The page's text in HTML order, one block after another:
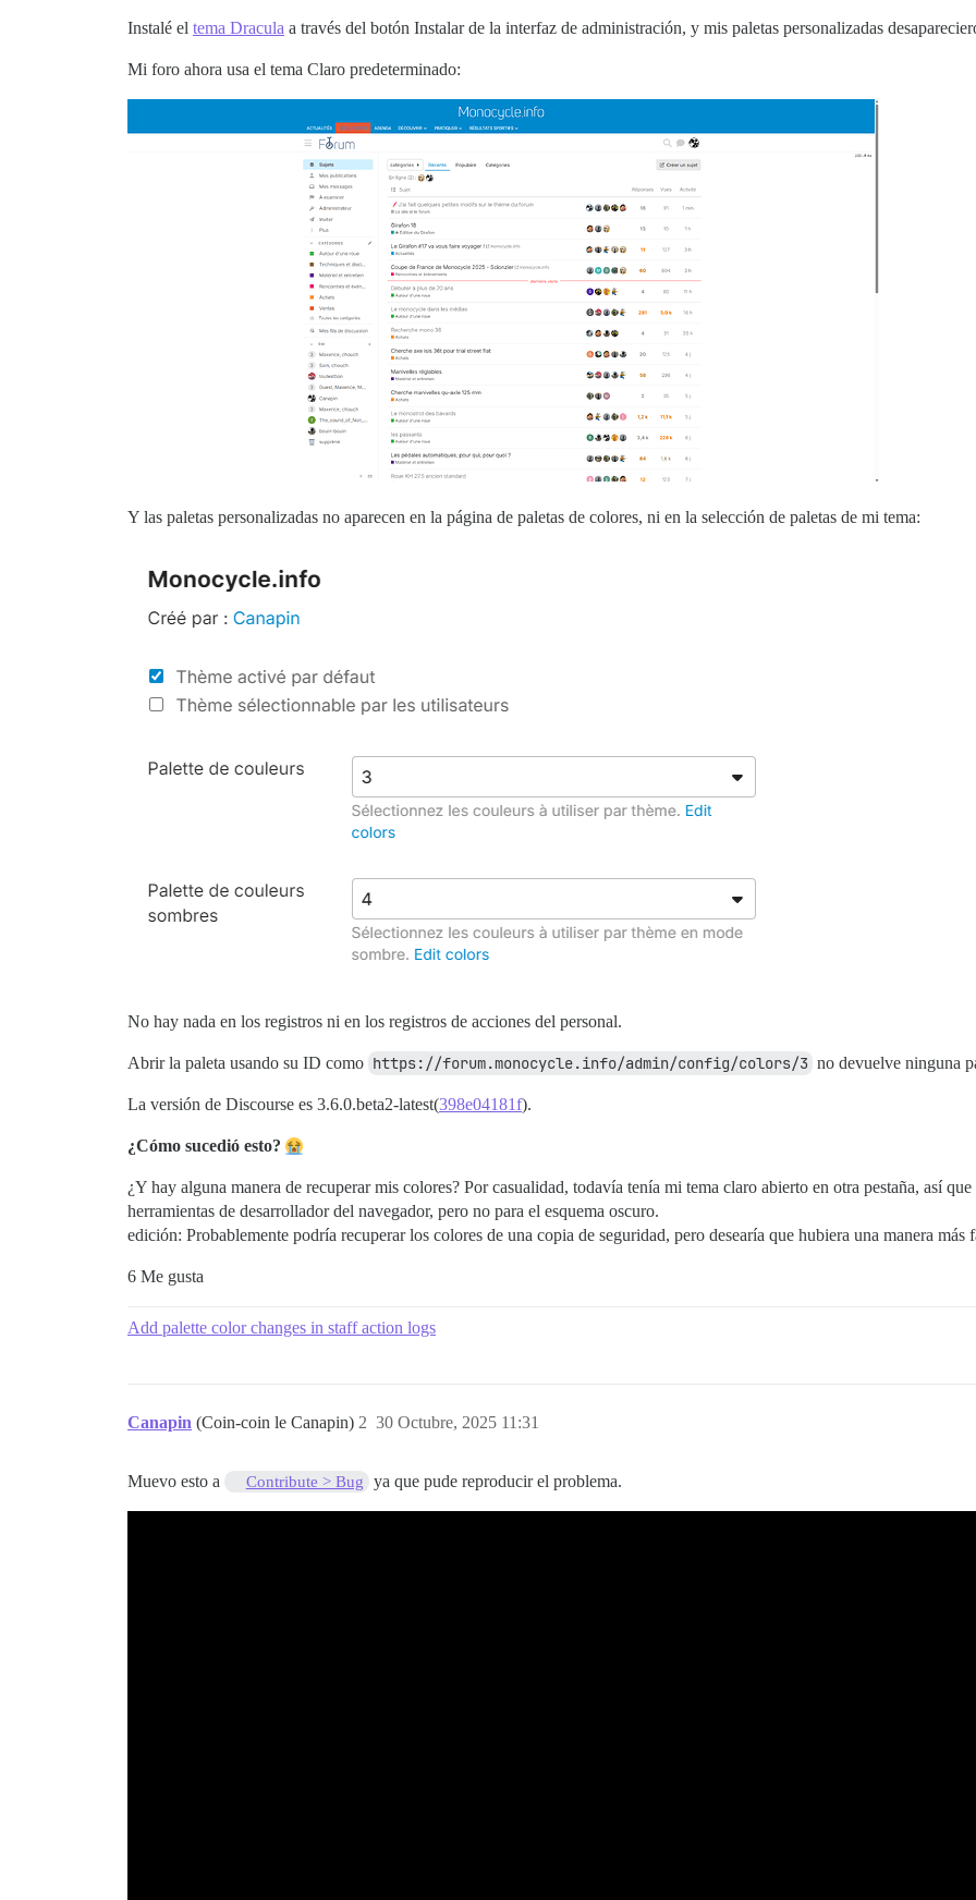
Instalé el tema Dracula a través del botón Instalar de la interfaz de administración, y mis paletas personalizadas
Mi foro ahora usa el tema Claro predeterminado:
Y las paletas personalizadas no aparecen en la página de paletas de colores, ni en la selección de paletas de mi tema:
No hay nada en los registros ni en los registros de acciones del personal.
Abrir la paleta usando su ID como https://forum.monocycle.info/admin/config/colors/3 no devuelve ninguna
La versión de Discourse es 3.6.0.beta2-latest(398e04181f).
¿Cómo sucedió esto?
¿Y hay alguna manera de recuperar mis colores? Por casualidad, todavía tenía mi tema claro abierto en otra pestaña, así
herramientas de desarrollador del navegador, pero no para el esquema oscuro.
edición: Probablemente podría recuperar los colores de una copia de seguridad, pero desearía que hubiera una manera más
6 Me gusta
Add palette color changes in staff action logs
Canapin (Coin-coin le Canapin) 30 Octubre, 2025 11:31
2
Muevo esto a Contribute > Bug ya que pude reproducir el problema.